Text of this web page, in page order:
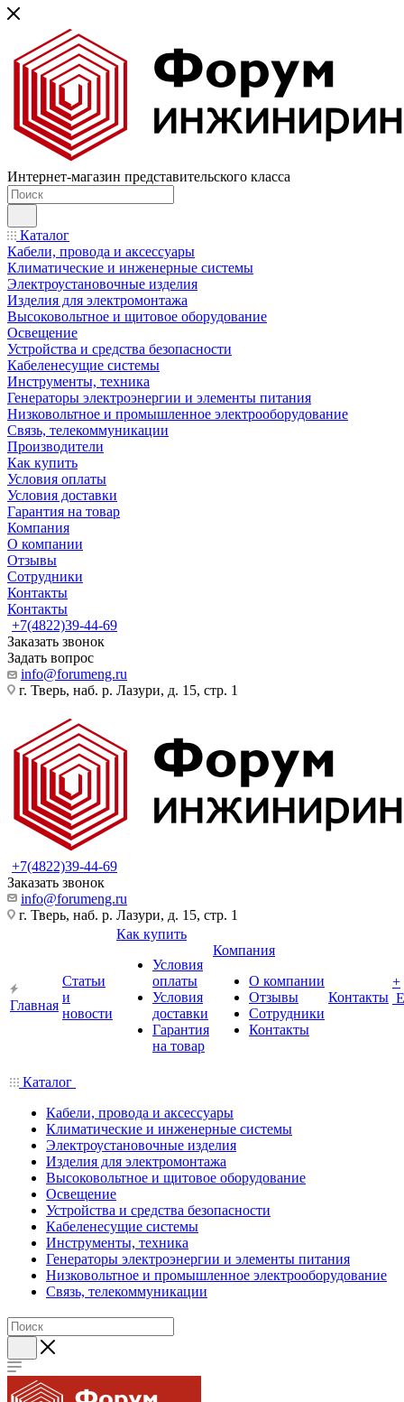
Интернет-магазин представительского класса
Каталог
Кабели, провода и аксессуары
Климатические и инженерные системы
Электроустановочные изделия
Изделия для электромонтажа
Высоковольтное и щитовое оборудование
Освещение
Устройства и средства безопасности
Кабеленесущие системы
Инструменты, техника
Генераторы электроэнергии и элементы питания
Низковольтное и промышленное электрооборудование
Связь, телекоммуникации
Производители
Как купить
Условия оплаты
Условия доставки
Гарантия на товар
Компания
О компании
Отзывы
Сотрудники
Контакты
Контакты
+7(4822)39-44-69
Заказать звонок
Задать вопрос
info@forumeng.ru
г. Тверь, наб. р. Лазури, д. 15, стр. 1
+7(4822)39-44-69
Заказать звонок
info@forumeng.ru
г. Тверь, наб. р. Лазури, д. 15, стр. 1
Главная
Статьи
и
новости
Как купить
Условия
оплаты
Условия
доставки
Гарантия
на товар
Компания
О компании
Отзывы
Сотрудники
Контакты
Контакты
+
Каталог
Кабели, провода и аксессуары
Климатические и инженерные системы
Электроустановочные изделия
Изделия для электромонтажа
Высоковольтное и щитовое оборудование
Освещение
Устройства и средства безопасности
Кабеленесущие системы
Инструменты, техника
Генераторы электроэнергии и элементы питания
Низковольтное и промышленное электрооборудование
Связь, телекоммуникации